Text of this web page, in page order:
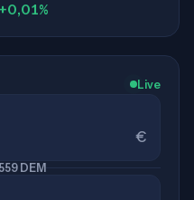
+0,01%
Live
€
DEM